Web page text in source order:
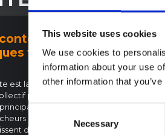
This website uses cookies
We use cookies to
information about your use
other information that
Consent
Necessary
:
funéraires en
est la deuxième produite
pour l'Ituri ", un réseau
animé par
en sciences sociales
des informations